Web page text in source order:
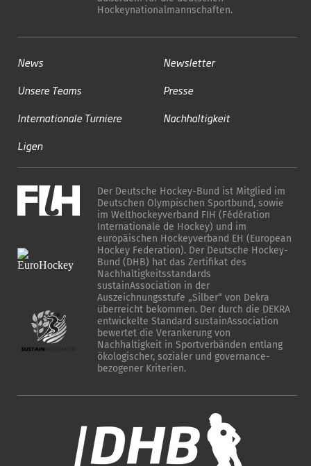
Hockeynationalmannschaften.
News
Unsere Teams
Internationale Turniere
Ligen
Newsletter
Presse
Nachhaltigkeit
Der Deutsche Hockey-Bund ist Mitglied im
Deutschen Olympischen Sportbund, sowie
im Welthockeyverband FIH (Fédération
Internationale de Hockey) und im
europäischen Hockeyverband EH (European
Hockey Federation). Der Deutsche Hockey-
Bund (DHB) hat das Zertifikat des
Nachhaltigkeitsstandards
sustainAssociation in der
Auszeichnungsstufe „Silber“ von Dekra
überreicht bekommen. Der durch die DEKRA
entwickelte Standard sustainAssociation
bewertet die Verankerung von
Nachhaltigkeit in Sportverbänden entlang
ökologischer, sozialer und governance-
bezogener Kriterien.